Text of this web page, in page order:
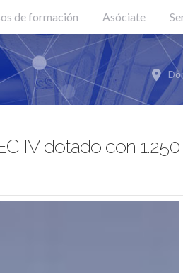
de formación Asóciate
IV dotado con 1.250